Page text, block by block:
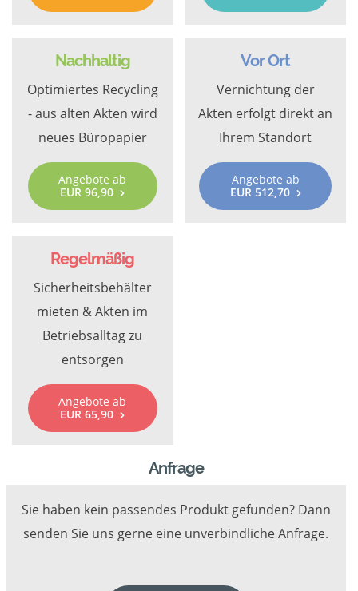
Nachhaltig
Optimiertes Recycling
- aus alten Akten wird
neues Büropapier
Angebote ab
EUR 96,90
Vor Ort
Vernichtung der
Akten erfolgt direkt an
Ihrem Standort
Angebote ab
EUR 512,70
Regelmäßig
Sicherheitsbehälter
mieten & Akten im
Betriebsalltag zu
entsorgen
Angebote ab
EUR 65,90
Anfrage
Sie haben kein passendes Produkt gefunden? Dann
senden Sie uns gerne eine unverbindliche Anfrage.